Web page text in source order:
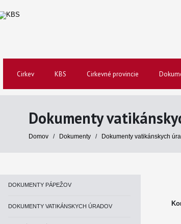
Cirkev KBS Cirkevné provincie
Dokumenty
Domov / Dokumenty / Dokumenty vatikánskych
DOKUMENTY PÁPEŽOV
DOKUMENTY VATIKÁNSKYCH ÚRADOV